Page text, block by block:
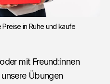
in Ruhe und kaufe
mit Freund:innen
Übungen